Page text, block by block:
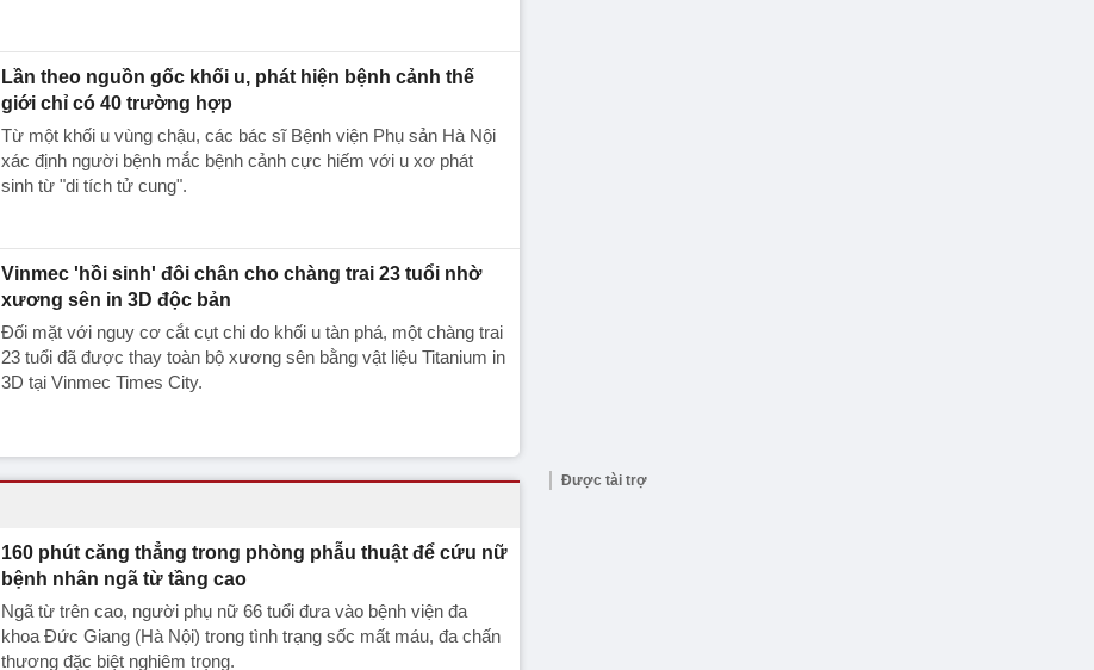
Lần theo nguồn gốc khối u, phát hiện bệnh cảnh thế
giới chỉ có 40 trường hợp
Từ một khối u vùng chậu, các bác sĩ Bệnh viện Phụ sản Hà Nội
xác định người bệnh mắc bệnh cảnh cực hiếm với u xơ phát
sinh từ "di tích tử cung".
Vinmec 'hồi sinh' đôi chân cho chàng trai 23 tuổi nhờ
xương sên in 3D độc bản
Đối mặt với nguy cơ cắt cụt chi do khối u tàn phá, một chàng trai
23 tuổi đã được thay toàn bộ xương sên bằng vật liệu Titanium in
3D tại Vinmec Times City.
160 phút căng thẳng trong phòng phẫu thuật để cứu nữ
bệnh nhân ngã từ tầng cao
Ngã từ trên cao, người phụ nữ 66 tuổi đưa vào bệnh viện đa
khoa Đức Giang (Hà Nội) trong tình trạng sốc mất máu, đa chấn
thương đặc biệt nghiêm trọng.
Được tài trợ